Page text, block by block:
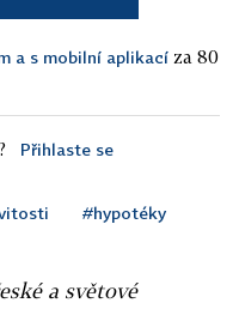
a s mobilní aplikací za 80
Přihlaste se
#hypotéky
a světové